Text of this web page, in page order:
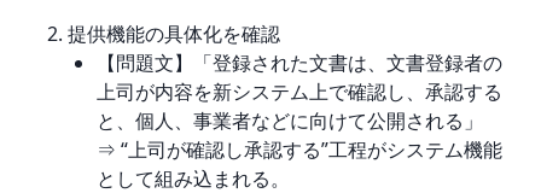
提供機能の具体化を確認
【問題文】「登録された文書は、文書登録者の
上司が内容を新システム上で確認し、承認する
と、個人、事業者などに向けて公開される」
⇒ “上司が確認し承認する”工程がシステム機能
として組み込まれる。